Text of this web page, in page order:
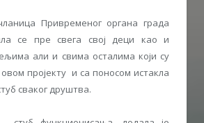
Привременог органа града
се пре свега свој деци као и
али и свима осталима који су
пројекту и са поносом истакла
сваког друштва.